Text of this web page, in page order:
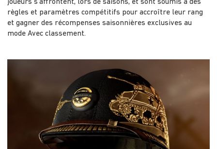
joueurs s'affrontent, lors de saisons, et sont soumis à des
règles et paramètres compétitifs pour accroître leur rang
et gagner des récompenses saisonnières exclusives au
mode Avec classement.